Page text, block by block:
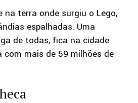
na terra onde surgiu o Lego,
espalhadas. Uma
de todas, fica na cidade
com mais de 59 milhões de